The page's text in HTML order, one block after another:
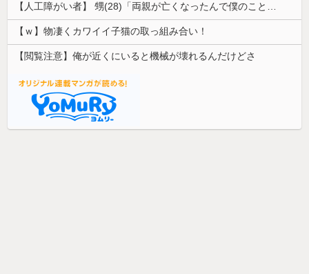
【人工障がい者】 甥(28)「両親が亡くなったんで僕のこと引き取ってほしいんですけど！」なんでいい年したヒキニートを引き取らなきゃいけないんだ...
【ｗ】物凄くカワイイ子猫の取っ組み合い！
【閲覧注意】俺が近くにいると機械が壊れるんだけどさ